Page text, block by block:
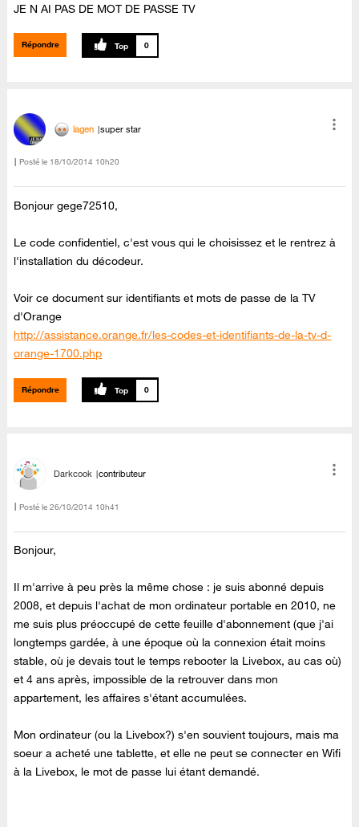
JE N AI PAS DE MOT DE PASSE TV
Répondre 0
lagen super star
Posté le ‎18/10/2014 10h20
Bonjour gege72510,
Le code confidentiel, c'est vous qui le choisissez et le rentrez à
l'installation du décodeur.
Voir ce document sur identifiants et mots de passe de la TV
d'Orange
http://assistance.orange.fr/les-codes-et-identifiants-de-la-tv-d-
orange-1700.php
Répondre 0
Darkcook contributeur
Posté le ‎26/10/2014 10h41
Bonjour,
Il m'arrive à peu près la même chose : je suis abonné depuis
2008, et depuis l'achat de mon ordinateur portable en 2010, ne
me suis plus préoccupé de cette feuille d'abonnement (que j'ai
longtemps gardée, à une époque où la connexion était moins
stable, où je devais tout le temps rebooter la Livebox, au cas où)
et 4 ans après, impossible de la retrouver dans mon
appartement, les affaires s'étant accumulées.
Mon ordinateur (ou la Livebox?) s'en souvient toujours, mais ma
soeur a acheté une tablette, et elle ne peut se connecter en Wifi
à la Livebox, le mot de passe lui étant demandé.